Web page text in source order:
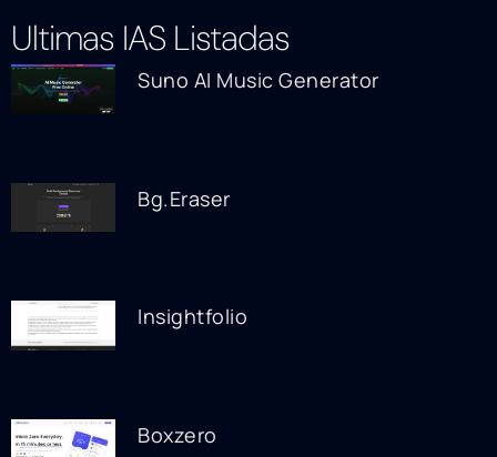
Ultimas IAS Listadas
Suno AI Music Generator
Bg.Eraser
Insightfolio
Boxzero